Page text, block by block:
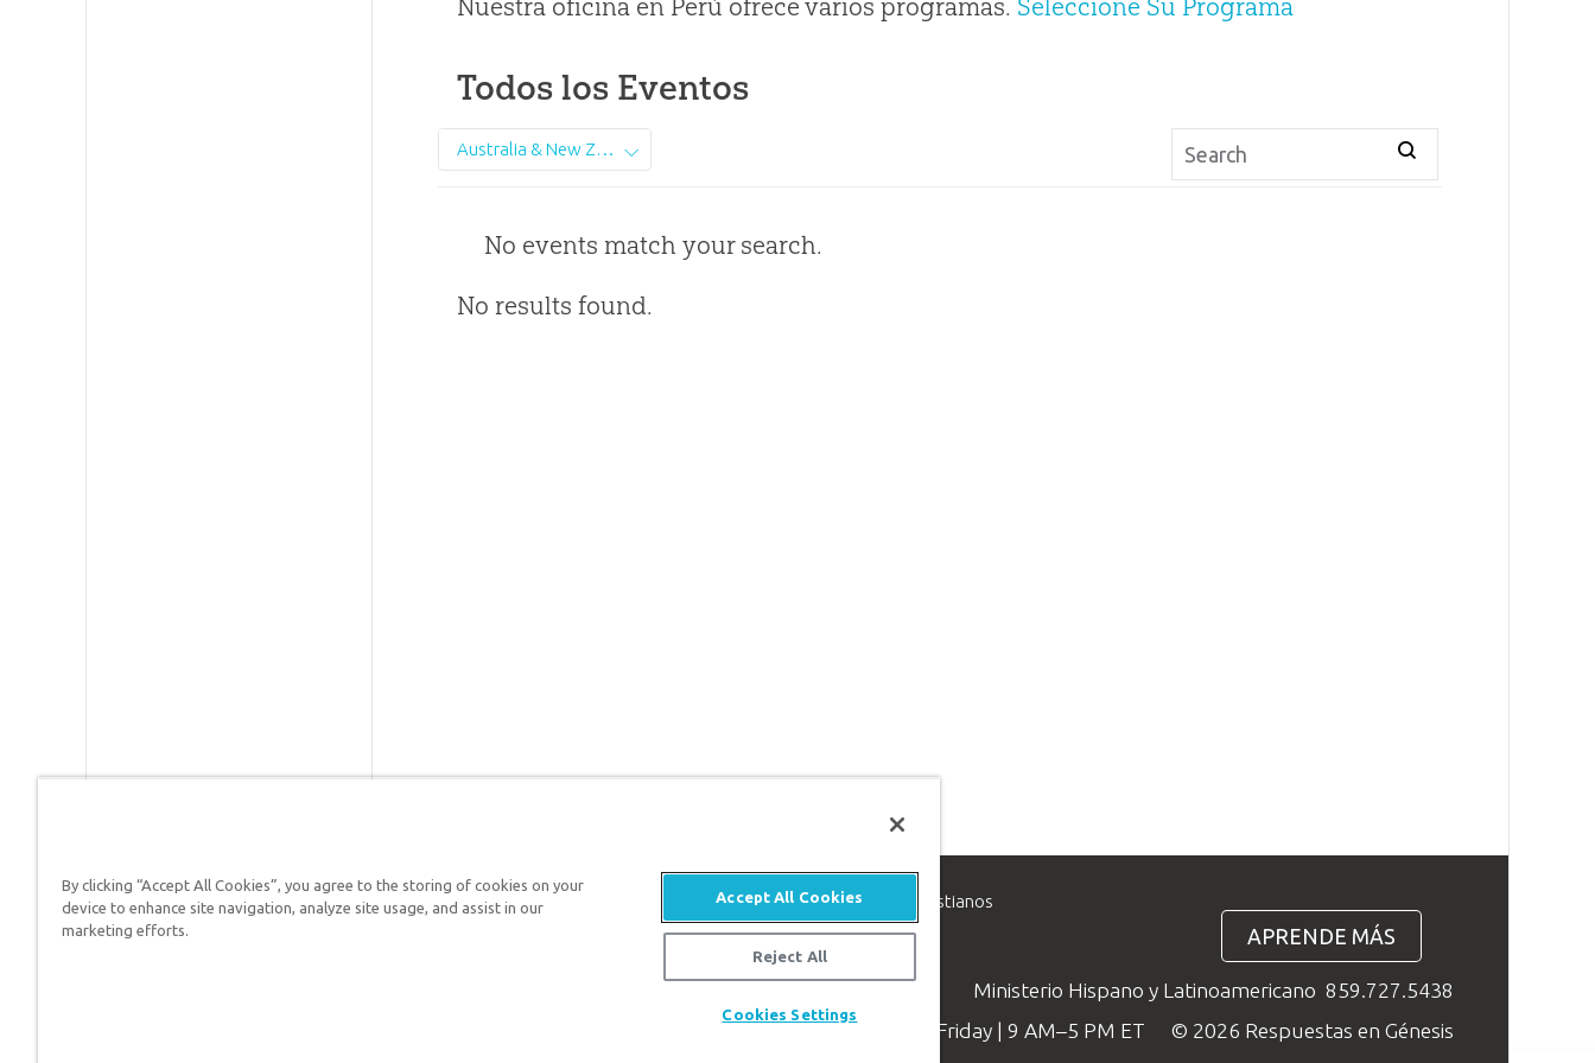
Nuestra oficina en Perú ofrece varios programas. Seleccione Su Programa
Todos los Eventos
Australia & New Zealand
No events match your search.
No results found.
Respuestas en Génesis es un ministerio de apologética, dedicado a ayudar a los cristianos
defender su fe y proclamar el evangelio de Jesucristo.
APRENDE MÁS
Ministerio Hispano y Latinoamericano 859.727.5438
Available Monday–Friday | 9 AM–5 PM ET
© 2026 Respuestas en Génesis
By clicking “Accept All Cookies”, you agree to the storing of cookies on your
device to enhance site navigation, analyze site usage, and assist in our
marketing efforts.
Accept All Cookies
Reject All
Cookies Settings